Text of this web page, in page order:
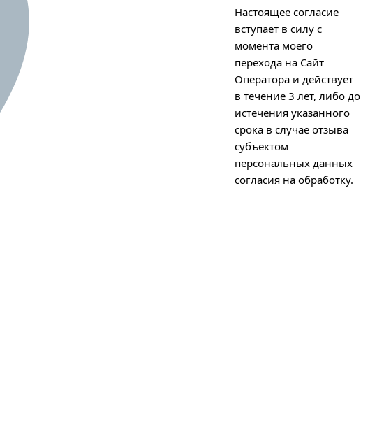
Настоящее согласие
вступает в силу с
момента моего
перехода на Сайт
Оператора и действует
в течение 3 лет, либо до
истечения указанного
срока в случае отзыва
субъектом
персональных данных
согласия на обработку.